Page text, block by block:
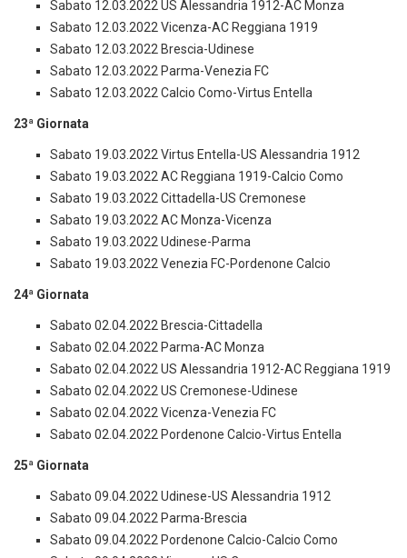
Sabato 12.03.2022 US Alessandria 1912-AC Monza
Sabato 12.03.2022 Vicenza-AC Reggiana 1919
Sabato 12.03.2022 Brescia-Udinese
Sabato 12.03.2022 Parma-Venezia FC
Sabato 12.03.2022 Calcio Como-Virtus Entella
23ª Giornata
Sabato 19.03.2022 Virtus Entella-US Alessandria 1912
Sabato 19.03.2022 AC Reggiana 1919-Calcio Como
Sabato 19.03.2022 Cittadella-US Cremonese
Sabato 19.03.2022 AC Monza-Vicenza
Sabato 19.03.2022 Udinese-Parma
Sabato 19.03.2022 Venezia FC-Pordenone Calcio
24ª Giornata
Sabato 02.04.2022 Brescia-Cittadella
Sabato 02.04.2022 Parma-AC Monza
Sabato 02.04.2022 US Alessandria 1912-AC Reggiana 1919
Sabato 02.04.2022 US Cremonese-Udinese
Sabato 02.04.2022 Vicenza-Venezia FC
Sabato 02.04.2022 Pordenone Calcio-Virtus Entella
25ª Giornata
Sabato 09.04.2022 Udinese-US Alessandria 1912
Sabato 09.04.2022 Parma-Brescia
Sabato 09.04.2022 Pordenone Calcio-Calcio Como